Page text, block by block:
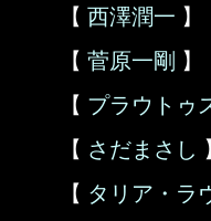
【 西澤潤一 】
【 菅原一剛 】
【 プラウトゥ
【 さだまさし
【 タリア・ラ